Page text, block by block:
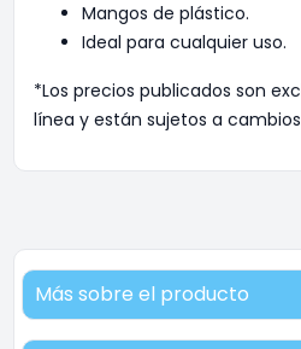
Mangos de plástico.
Ideal para cualquier uso.
*Los precios publicados son
línea y están sujetos a
Más sobre el producto